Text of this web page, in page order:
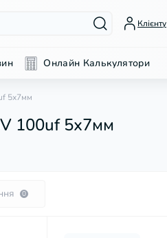
Клієнту
Онлайн Калькулятори
5х7мм
100uf 5х7мм
0